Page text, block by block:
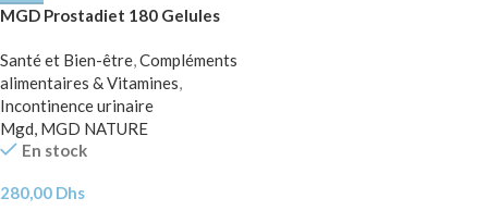
MGD Prostadiet 180 Gelules
Santé et Bien-être,Compléments
alimentaires & Vitamines,
Incontinence urinaire
Mgd, MGD NATURE
En stock
280,00 Dhs